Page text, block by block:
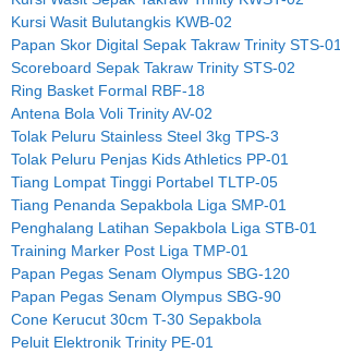
Kursi Wasit Bulutangkis KWB-02
Papan Skor Digital Sepak Takraw Trinity STS-01
Scoreboard Sepak Takraw Trinity STS-02
Ring Basket Formal RBF-18
Antena Bola Voli Trinity AV-02
Tolak Peluru Stainless Steel 3kg TPS-3
Tolak Peluru Penjas Kids Athletics PP-01
Tiang Lompat Tinggi Portabel TLTP-05
Tiang Penanda Sepakbola Liga SMP-01
Penghalang Latihan Sepakbola Liga STB-01
Training Marker Post Liga TMP-01
Papan Pegas Senam Olympus SBG-120
Papan Pegas Senam Olympus SBG-90
Cone Kerucut 30cm T-30 Sepakbola
Peluit Elektronik Trinity PE-01